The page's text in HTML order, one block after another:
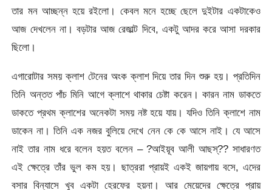
তার মন আচ্ছন্ন হয়ে রইলো। কেবল মনে হচ্ছে ছেলে দুইটার একটাকেও
আজ দেখলেন না। বড়টার আজ রেজাল্ট দিবে, একটু আদর করে আসা দরকার
ছিলো।
এগারোটার সময় ক্লাশ টেনের অংক ক্লাশ দিয়ে তার দিন শুরু হয়। প্রতিদিন
তিনি অন্তত পাঁচ মিনি আগে ক্লাশে থাকার চেষ্টা করেন। কারন নাম ডাকতে
ডাকতে প্রথম ক্লাশের অনেকটা সময় নষ্ট হয়ে যায়। যদিও তিনি ক্লাশে নাম
ডাকেন না। তিনি এক নজর বুলিয়ে দেখে নেন কে কে আসে নাই। যে আসে
নাই তার নাম ধরে বলেন হয়ত বলেন – ?আইয়ূব আলী আছস্?? সাধারণত
এই ক্ষেত্রে তাঁর ভুল কম হয়। ছাত্ররা প্রায়ই একই জায়গায় বসে, এদের
বসার বিন্যাসে খুব একটা হেরফের হয়না। আর মেয়েদের ক্ষেত্রে প্রায়